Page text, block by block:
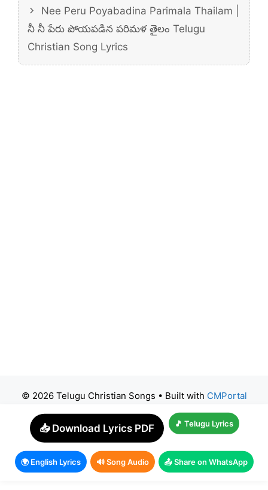
Nee Peru Poyabadina Parimala Thailam |
నీ నీ పేరు పోయపడిన పరిమళ తైలం Telugu
Christian Song Lyrics
© 2026 Telugu Christian Songs • Built with CMPortal
📥 Download Lyrics PDF 🎵 Telugu Lyrics
🌍 English Lyrics 🔊 Song Audio 📤 Share on WhatsApp